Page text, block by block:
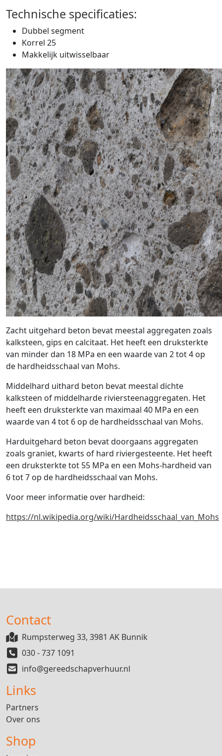
Technische specificaties:
Dubbel segment
Korrel 25
Makkelijk uitwisselbaar
Zacht uitgehard beton bevat meestal aggregaten zoals
kalksteen, gips en calcitaat. Het heeft een druksterkte
van minder dan 18 MPa en een waarde van 2 tot 4 op
de hardheidsschaal van Mohs.
Middelhard uithard beton bevat meestal dichte
kalksteen of middelharde riviersteenaggregaten. Het
heeft een druksterkte van maximaal 40 MPa en een
waarde van 4 tot 6 op de hardheidsschaal van Mohs.
Harduitgehard beton bevat doorgaans aggregaten
zoals graniet, kwarts of hard riviergesteente. Het heeft
een druksterkte tot 55 MPa en een Mohs-hardheid van
6 tot 7 op de hardheidsschaal van Mohs.
Voor meer informatie over hardheid:
https://nl.wikipedia.org/wiki/Hardheidsschaal_van_Mohs
Contact
Rumpsterweg 33, 3981 AK Bunnik
030 - 737 1091
info@gereedschapverhuur.nl
Links
Partners
Over ons
Shop